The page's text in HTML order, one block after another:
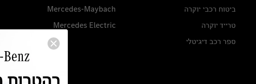
ביטוח רכבי יוקרה
טרייד יוקרה
ספר רכב דיגיטלי
Mercedes-Maybach
Mercedes Electric